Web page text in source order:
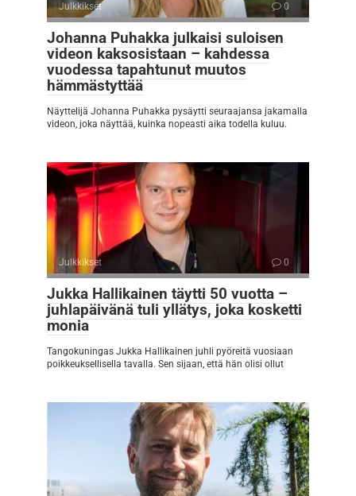
Julkkikset 0
Johanna Puhakka julkaisi suloisen
videon kaksosistaan – kahdessa
vuodessa tapahtunut muutos
hämmästyttää
Näyttelijä Johanna Puhakka pysäytti seuraajansa jakamalla
videon, joka näyttää, kuinka nopeasti aika todella kuluu.
Julkkikset 0
Jukka Hallikainen täytti 50 vuotta –
juhlapäivänä tuli yllätys, joka kosketti
monia
Tangokuningas Jukka Hallikainen juhli pyöreitä vuosiaan
poikkeuksellisella tavalla. Sen sijaan, että hän olisi ollut